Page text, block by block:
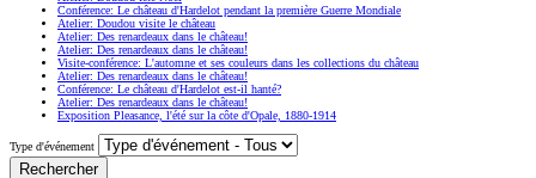
Conférence: Le château d'Hardelot pendant la première Guerre Mondiale
Atelier: Doudou visite le château
Atelier: Des renardeaux dans le château!
Atelier: Des renardeaux dans le château!
Visite-conférence: L'automne et ses couleurs dans les collections du château
Atelier: Des renardeaux dans le château!
Conférence: Le château d'Hardelot est-il hanté?
Atelier: Des renardeaux dans le château!
Exposition Pleasance, l'été sur la côte d'Opale, 1880-1914
Type d'événement